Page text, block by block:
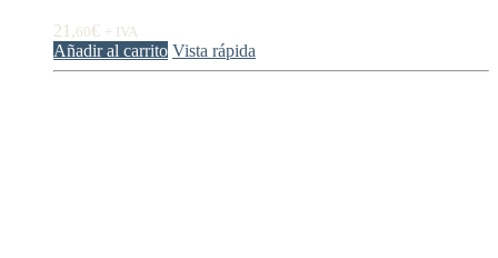
21,60€ + IVA
Añadir al carrito Vista rápida